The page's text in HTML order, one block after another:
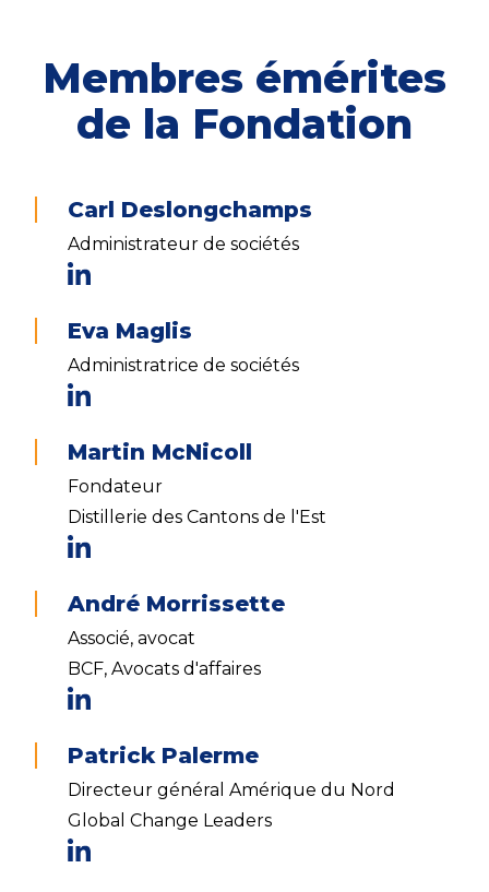
Membres émérites
de la Fondation
Carl Deslongchamps
Administrateur de sociétés
Eva Maglis
Administratrice de sociétés
Martin McNicoll
Fondateur
Distillerie des Cantons de l'Est
André Morrissette
Associé, avocat
BCF, Avocats d'affaires
Patrick Palerme
Directeur général Amérique du Nord
Global Change Leaders